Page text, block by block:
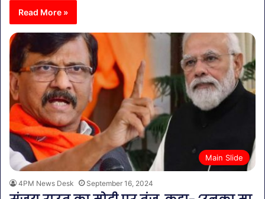
Read More »
Main Slide
4PM News Desk September 16, 2024